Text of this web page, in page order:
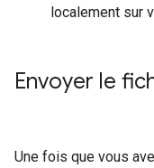
localement sur
Envoyer le
Une fois que vous